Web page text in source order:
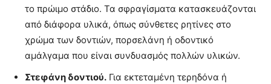
το πρώιμο στάδιο. Τα σφραγίσματα κατασκευάζονται
από διάφορα υλικά, όπως σύνθετες ρητίνες στο
χρώμα των δοντιών, πορσελάνη ή οδοντικό
αμάλγαμα που είναι συνδυασμός πολλών υλικών.
Στεφάνη δοντιού. Για εκτεταμένη τερηδόνα ή